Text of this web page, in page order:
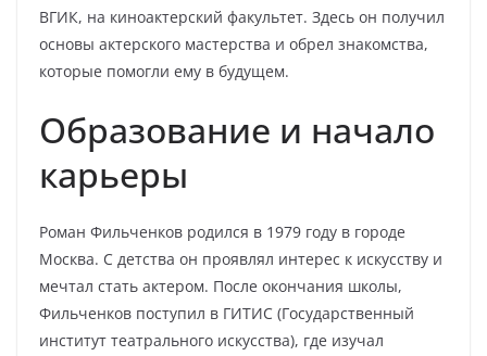
ВГИК, на киноактерский факультет. Здесь он получил
основы актерского мастерства и обрел знакомства,
которые помогли ему в будущем.
Образование и начало
карьеры
Роман Фильченков родился в 1979 году в городе
Москва. С детства он проявлял интерес к искусству и
мечтал стать актером. После окончания школы,
Фильченков поступил в ГИТИС (Государственный
институт театрального искусства), где изучал